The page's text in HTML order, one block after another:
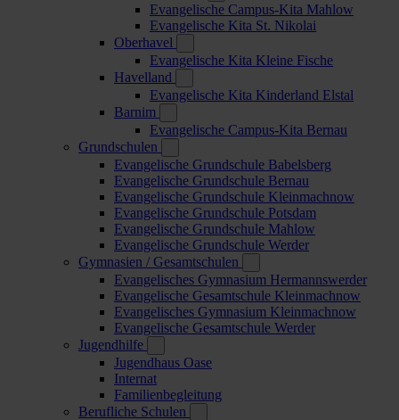
Evangelische Campus-Kita Mahlow
Evangelische Kita St. Nikolai
Oberhavel
Evangelische Kita Kleine Fische
Havelland
Evangelische Kita Kinderland Elstal
Barnim
Evangelische Campus-Kita Bernau
Grundschulen
Evangelische Grundschule Babelsberg
Evangelische Grundschule Bernau
Evangelische Grundschule Kleinmachnow
Evangelische Grundschule Potsdam
Evangelische Grundschule Mahlow
Evangelische Grundschule Werder
Gymnasien / Gesamtschulen
Evangelisches Gymnasium Hermannswerder
Evangelische Gesamtschule Kleinmachnow
Evangelisches Gymnasium Kleinmachnow
Evangelische Gesamtschule Werder
Jugendhilfe
Jugendhaus Oase
Internat
Familienbegleitung
Berufliche Schulen